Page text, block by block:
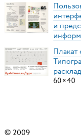
и
Плакат
60×40
© 2009